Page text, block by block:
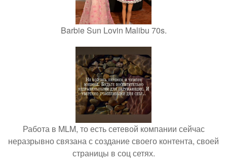
Barbie Sun Lovin Malibu 70s.
Работа в MLM, то есть сетевой компании сейчас
неразрывно связана с создание своего контента, своей
страницы в соц сетях.